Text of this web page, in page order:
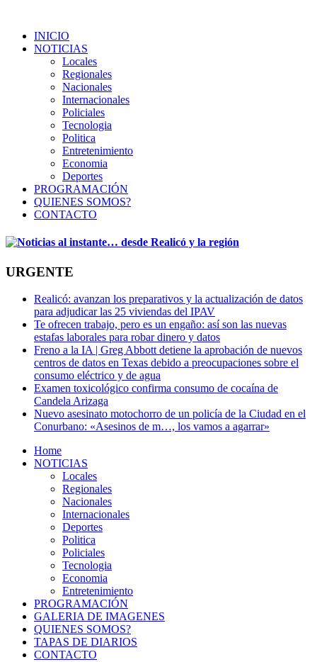
INICIO
NOTICIAS
Locales
Regionales
Nacionales
Internacionales
Policiales
Tecnologia
Politica
Entretenimiento
Economia
Deportes
PROGRAMACIÓN
QUIENES SOMOS?
CONTACTO
URGENTE
Realicó: avanzan los preparativos y la actualización de datos
para adjudicar las 25 viviendas del IPAV
Te ofrecen trabajo, pero es un engaño: así son las nuevas
estafas laborales para robar dinero y datos
Freno a la IA | Greg Abbott detiene la aprobación de nuevos
centros de datos en Texas debido a preocupaciones sobre el
consumo eléctrico y de agua
Examen toxicológico confirma consumo de cocaína de
Candela Arizaga
Nuevo asesinato motochorro de un policía de la Ciudad en el
Conurbano: «Asesinos de m…, los vamos a agarrar»
Home
NOTICIAS
Locales
Regionales
Nacionales
Internacionales
Deportes
Politica
Policiales
Tecnologia
Economia
Entretenimiento
PROGRAMACIÓN
GALERIA DE IMAGENES
QUIENES SOMOS?
TAPAS DE DIARIOS
CONTACTO